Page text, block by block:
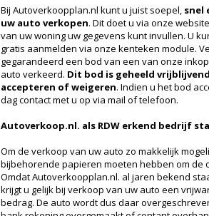
Bij Autoverkoopplan.nl kunt u juist soepel, snel
uw auto verkopen. Dit doet u via onze
van uw woning uw gegevens kunt invullen. U
gratis aanmelden via onze kenteken module.
gegarandeerd een bod van een van onze
auto verkeerd. Dit bod is geheeld
accepteren of weigeren. Indien u het bod
dag contact met u op via mail of telefoon.
Autoverkoop.nl. als RDW erkend bedrijf
Om de verkoop van uw auto zo makkelijk
bijbehorende papieren moeten hebben om de
Omdat Autoverkoopplan.nl. al jaren bekend
krijgt u gelijk bij verkoop van uw auto een
bedrag. De auto wordt dus daar